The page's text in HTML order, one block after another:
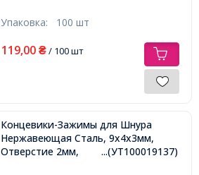
Упаковка: 100 шт
119,00 ₴/ 100 шт
Концевики-Зажимы для Шнура
Нержавеющая Сталь, 9x4x3мм,
Отверстие 2мм,
...(УТ100019137)